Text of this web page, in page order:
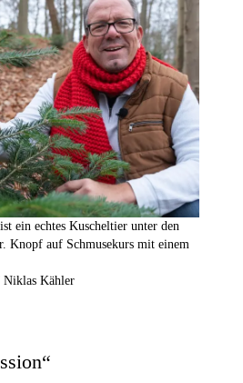
ein echtes Kuscheltier unter den
Knopf auf Schmusekurs mit einem
Niklas Kähler